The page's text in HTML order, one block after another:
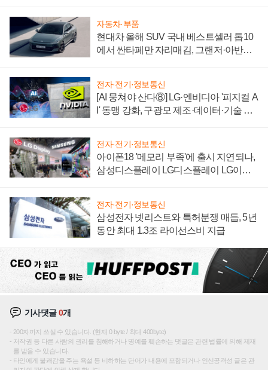
자동차·부품
현대차 올해 SUV 국내 베스트셀러 톱10
에서 싼타페만 자리매김, 그랜저·아반떼
전자·전기·정보통신
[AI 뭉쳐야 산다⑧] LG·엔비디아 '피지컬 A
I' 동맹 강화, 구광모 제조·데이터·기술 결
전자·전기·정보통신
아이폰18 '메모리 부족'에 출시 지연되나,
삼성디스플레이 LG디스플레이 LG이노
전자·전기·정보통신
삼성전자 넷리스트와 특허분쟁 매듭, 5년
동안 최대 1.3조 라이선스비 지급
기사댓글0개
200자까지 쓰실 수 있습니다. (현재 0 byte / 최대 400byte)
저작권 등 다른 사람의 권리를 침해하거나 명예를 훼손하는 댓글은 관련 법률에 의해 제재
를 받을 수 있습니다.
타인에게 불쾌감을 주는 욕설 등 비하하는 단어가 내용에 포함되거나 인신공격성 글은 관